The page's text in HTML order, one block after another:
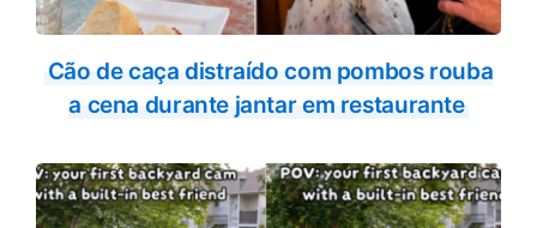
Cão de caça distraído com pombos rouba
a cena durante jantar em restaurante